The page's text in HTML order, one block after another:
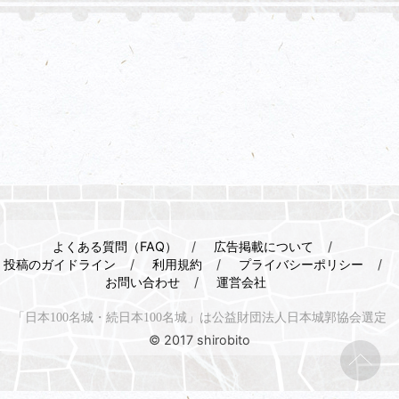
よくある質問（FAQ）
広告掲載について
投稿のガイドライン
利用規約
プライバシーポリシー
お問い合わせ
運営会社
「日本100名城・続日本100名城」は公益財団法人日本城郭協会選定
© 2017 shirobito